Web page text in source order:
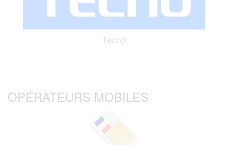
Tecno
OPÉRATEURS MOBILES